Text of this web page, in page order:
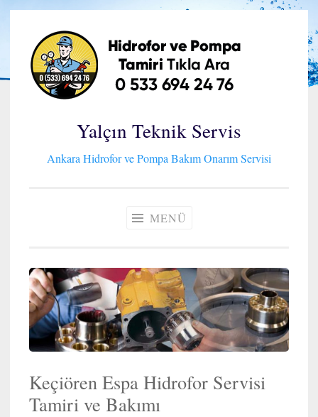
İçeriğe
geç
Yalçın Teknik Servis
Ankara Hidrofor ve Pompa Bakım Onarım Servisi
MENÜ
Keçiören Espa Hidrofor Servisi
Tamiri ve Bakımı